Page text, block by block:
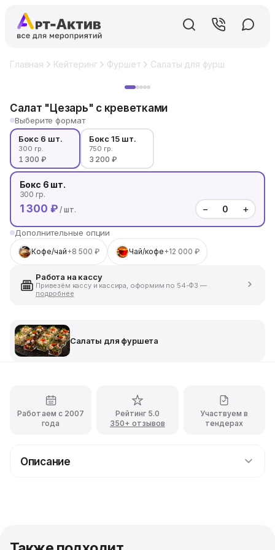
Главная Кейтеринг Фуршет Салаты для фуршета
Салат "Цезарь" с креветками
Выберите формат
Бокс 6 шт.
300 гр.
1 300 ₽
Бокс 15 шт.
750 гр.
3 200 ₽
Бокс 6 шт.
300 гр.
1 300 ₽ / шт. − +
Дополнительные опции
Кофе/чай+8 500 ₽ Чай/кофе+12 000 ₽
Работа на кассу
Привезём кассу и кассира, оформим по 54-ФЗ —
подробнее
Салаты для фуршета
Работаем с 2007
года
Рейтинг 5.0
350+ отзывов
Участвуем в
тендерах
Описание